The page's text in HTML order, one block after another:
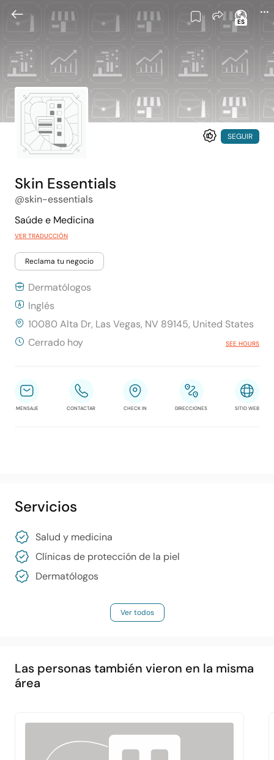
ES
SEGUIR
Skin Essentials
@skin-essentials
Saúde e Medicina
VER TRADUCCIÓN
Reclama tu negocio
Dermatólogos
Inglés
10080 Alta Dr, Las Vegas, NV 89145, United States
Cerrado hoy
SEE HOURS
MENSAJE CONTACTAR CHECK IN DIRECCIONES SITIO WEB
Servicios
Salud y medicina
Clínicas de protección de la piel
Dermatólogos
Ver todos
Las personas también vieron en la misma
área